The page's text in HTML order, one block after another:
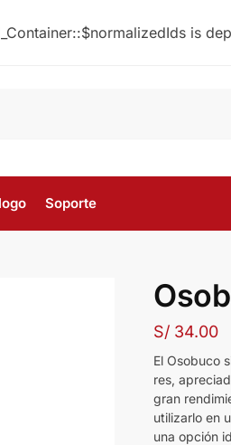
is
Soporte
S/ 34.00
El Osobuco
res,
gran
utilizarlo en
una opción